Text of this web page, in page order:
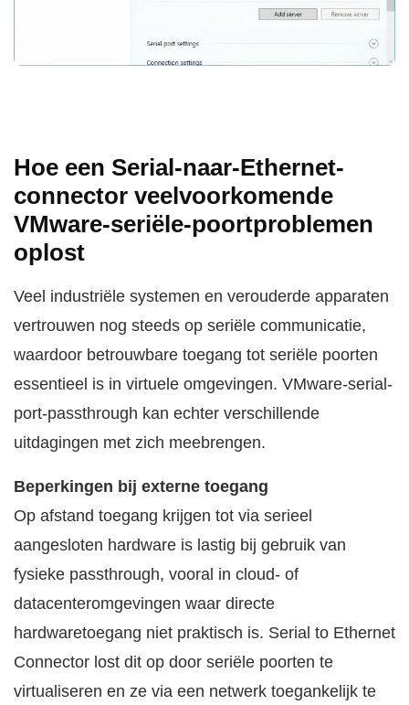
Hoe een Serial-naar-Ethernet-
connector veelvoorkomende
VMware-seriële-poortproblemen
oplost
Veel industriële systemen en verouderde apparaten
vertrouwen nog steeds op seriële communicatie,
waardoor betrouwbare toegang tot seriële poorten
essentieel is in virtuele omgevingen. VMware-serial-
port-passthrough kan echter verschillende
uitdagingen met zich meebrengen.
Beperkingen bij externe toegang
Op afstand toegang krijgen tot via serieel
aangesloten hardware is lastig bij gebruik van
fysieke passthrough, vooral in cloud- of
datacenteromgevingen waar directe
hardwaretoegang niet praktisch is. Serial to Ethernet
Connector lost dit op door seriële poorten te
virtualiseren en ze via een netwerk toegankelijk te